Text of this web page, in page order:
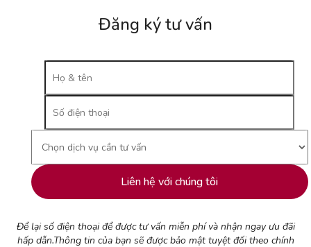
Đăng ký tư vấn
Để lại số điện thoại để được tư vấn miễn phí và nhận ngay ưu đãi
hấp dẫn.Thông tin của bạn sẽ được bảo mật tuyệt đối theo chính